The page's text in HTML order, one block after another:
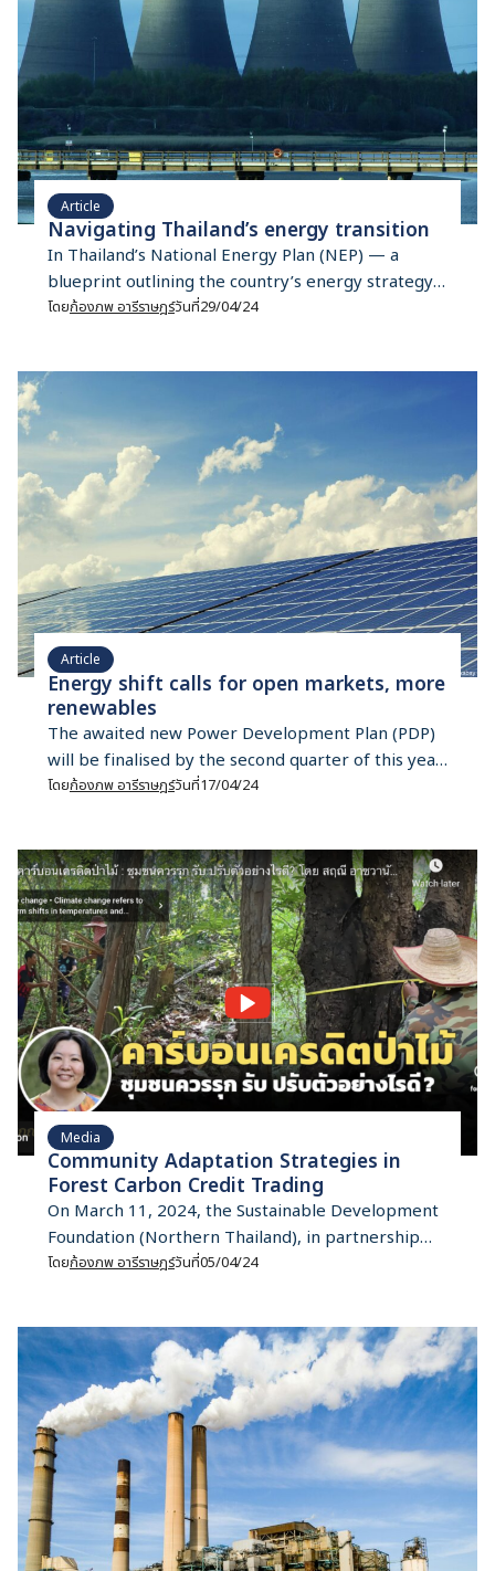
Article
Navigating Thailand’s energy transition
In Thailand’s National Energy Plan (NEP) — a
blueprint outlining the country’s energy strategy
from 2023 to 2037 — a small portion of nuclear
and renewable sources like wind, solar, […]
โดยก้องภพ อารีราษฎร์วันที่29/04/24
Article
Energy shift calls for open markets, more
renewables
The awaited new Power Development Plan (PDP)
will be finalised by the second quarter of this year.
The PDP— which is scheduled to be implemented
permanent secretary of the Ministry of Energy,
says the new PDP aligns with Thailand’s climate
change goal […]
โดยก้องภพ อารีราษฎร์วันที่17/04/24
Media
Community Adaptation Strategies in
Forest Carbon Credit Trading
On March 11, 2024, the Sustainable Development
Foundation (Northern Thailand), in partnership
with the Department of Climate Change and
within the forest carbon credit trading
mechanism. The webinar showcased a
presentation by Sarinee Achavanuntakul, Director
of the Climate Finance Network Thailand (CFNT).
Sarinee […]
โดยก้องภพ อารีราษฎร์วันที่05/04/24